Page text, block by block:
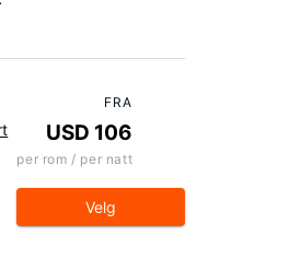
FRA
USD 106
per rom / per natt
Velg